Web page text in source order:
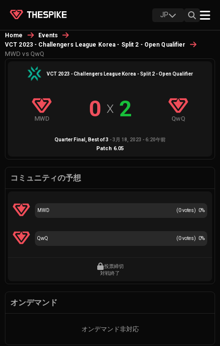
JP
Home
Events
VCT 2023 - Challengers League Korea - Split 2 - Open Qualifier
MWD vs QwQ
VCT 2023 - Challengers League Korea - Split 2 - Open Qualifier
MWD 0 X 2 QwQ
Quarter Final , Best of3 -3月 18, 2023 - 6:20午前
Patch 6.05
コミュニティの予想
(0votes) 0%
MWD
(0votes) 0%
QwQ
投票締切
対戦終了
オンデマンド
オンデマンド非対応